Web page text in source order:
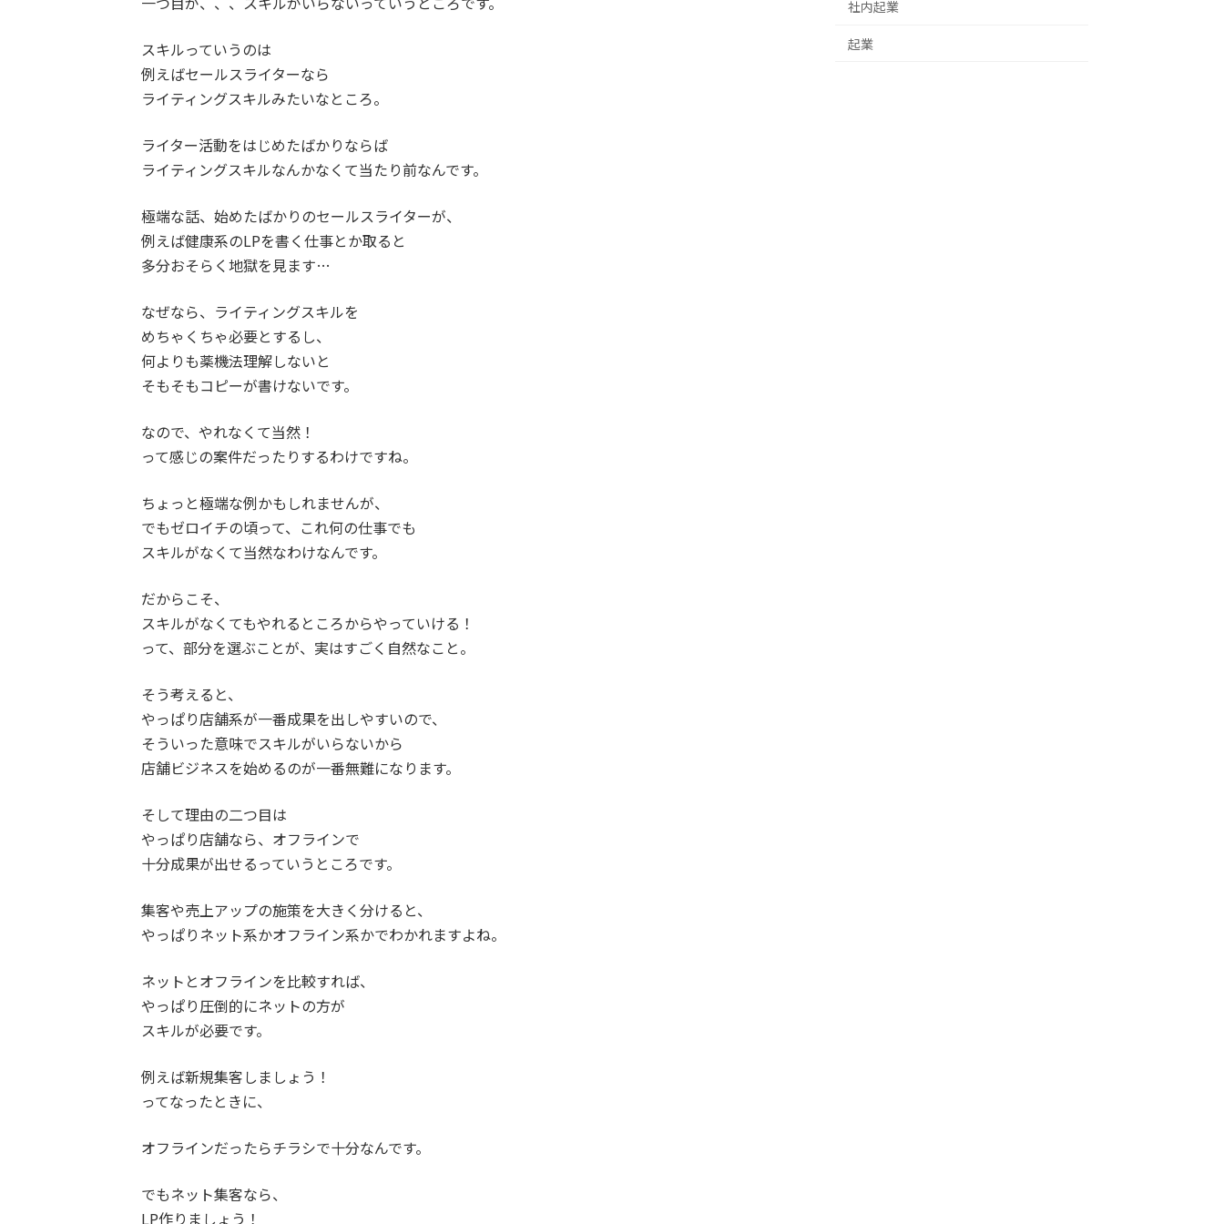
スキルっていうのは
例えばセールスライターなら
ライティングスキルみたいなところ。
ライター活動をはじめたばかりならば
ライティングスキルなんかなくて当たり前なんです。
極端な話、始めたばかりのセールスライターが、
例えば健康系のLPを書く仕事とか取ると
多分おそらく地獄を見ます…
なぜなら、ライティングスキルを
めちゃくちゃ必要とするし、
何よりも薬機法理解しないと
そもそもコピーが書けないです。
なので、やれなくて当然！
って感じの案件だったりするわけですね。
ちょっと極端な例かもしれませんが、
でもゼロイチの頃って、これ何の仕事でも
スキルがなくて当然なわけなんです。
だからこそ、
スキルがなくてもやれるところからやっていける！
って、部分を選ぶことが、実はすごく自然なこと。
そう考えると、
やっぱり店舗系が一番成果を出しやすいので、
そういった意味でスキルがいらないから
店舗ビジネスを始めるのが一番無難になります。
そして理由の二つ目は
やっぱり店舗なら、オフラインで
十分成果が出せるっていうところです。
集客や売上アップの施策を大きく分けると、
やっぱりネット系かオフライン系かでわかれますよね。
ネットとオフラインを比較すれば、
やっぱり圧倒的にネットの方が
スキルが必要です。
例えば新規集客しましょう！
ってなったときに、
オフラインだったらチラシで十分なんです。
でもネット集客なら、
LP作りましょう！
社内起業
起業